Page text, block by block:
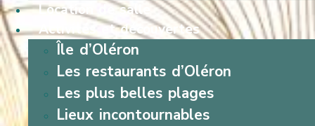
Location de salle
Activités et découvertes
Île d’Oléron
Les restaurants d’Oléron
Les plus belles plages
Lieux incontournables